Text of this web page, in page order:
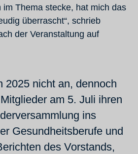
im Thema stecke, hat mich das
überrascht“, schrieb
der Veranstaltung auf
2025 nicht an, dennoch
am 5. Juli ihren
ins
Gesundheitsberufe und
des Vorstands,